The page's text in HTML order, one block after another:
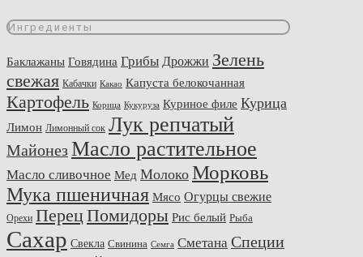
Ингредиенты
Баклажаны Говядина Грибы Дрожжи Зелень
свежая Кабачки Какао Капуста белокочанная
Картофель Корица Кукуруза Куриное филе Курица
Лимон Лимонный сок Лук репчатый
МайонезМасло растительное
Масло сливочное Мед Молоко Морковь
Мука пшеничная Мясо Огурцы свежие
Орехи ПерецПомидоры Рис белый Рыба
Сахар Свекла Свинина Семга Сметана Специи